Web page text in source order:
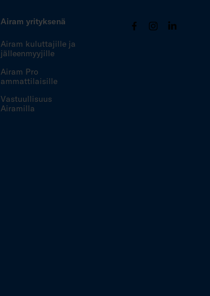
Airam yrityksenä
Airam kuluttajille ja
jälleenmyyjille
Airam Pro
ammattilaisille
Vastuullisuus
Airamilla